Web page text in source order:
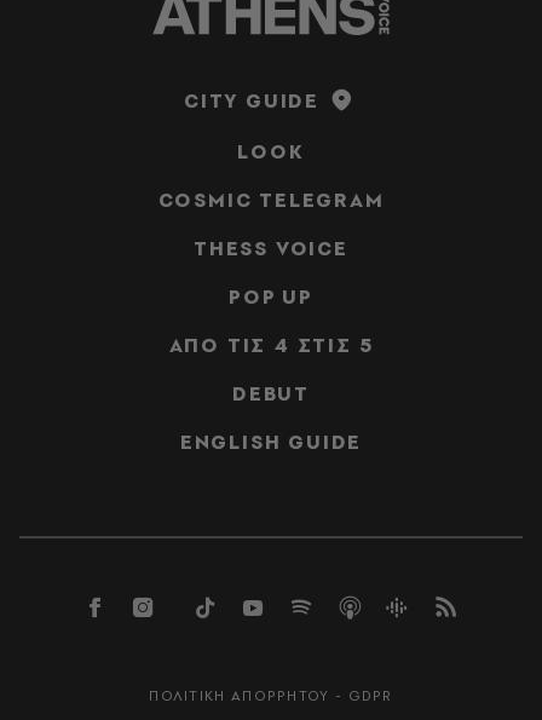
CITY GUIDE
LOOK
COSMIC TELEGRAM
THESS VOICE
POP UP
ΑΠΟ ΤΙΣ 4 ΣΤΙΣ 5
DEBUT
ENGLISH GUIDE
ΠΟΛΙΤΙΚΗ ΑΠΟΡΡΗΤΟΥ - GDPR